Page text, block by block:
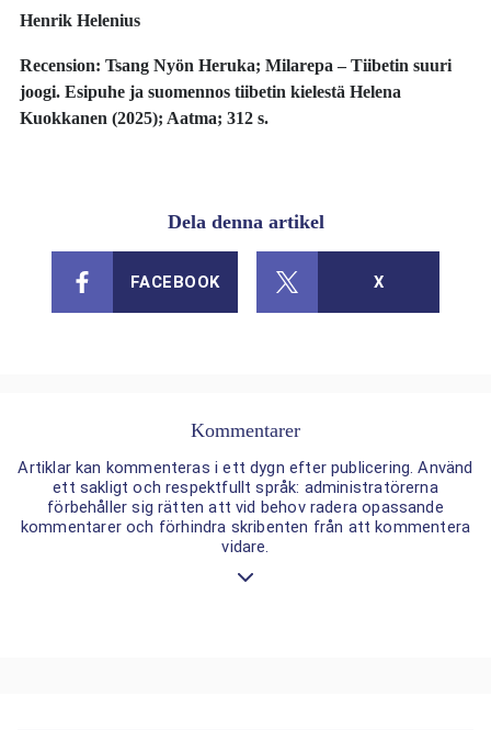
Henrik Helenius
Recension: Tsang Nyön Heruka; Milarepa – Tiibetin suuri
joogi. Esipuhe ja suomennos tiibetin kielestä Helena
Kuokkanen (2025); Aatma; 312 s.
Dela denna artikel
FACEBOOK X
Kommentarer
Artiklar kan kommenteras i ett dygn efter publicering. Använd
ett sakligt och respektfullt språk: administratörerna
förbehåller sig rätten att vid behov radera opassande
kommentarer och förhindra skribenten från att kommentera
vidare.